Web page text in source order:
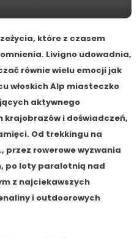
które z czasem
Livigno udowadnia,
równie wielu emocji jak
włoskich Alp miasteczko
aktywnego
i doświadczeń,
Od trekkingu na
przez rowerowe wyzwania
po loty paralotnią nad
z najciekawszych
i outdoorowych